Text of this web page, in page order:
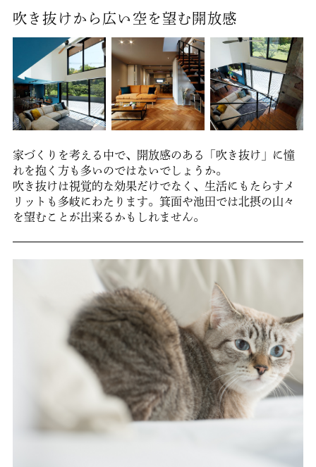
吹き抜けから広い空を望む開放感
家づくりを考える中で、開放感のある「吹き抜け」に憧
れを抱く方も多いのではないでしょうか。
吹き抜けは視覚的な効果だけでなく、生活にもたらすメ
リットも多岐にわたります。箕面や池田では北摂の山々
を望むことが出来るかもしれません。